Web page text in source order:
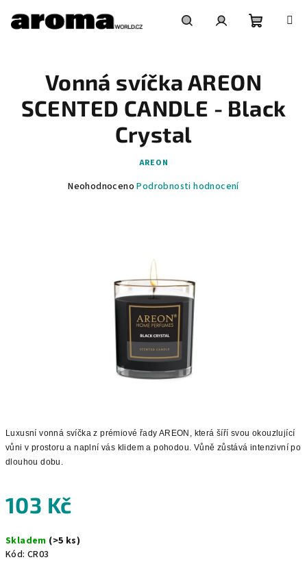
obsah
košík
Luxusní vonná svíčka z prémiové řady AREON, která šíří svou okouzlující
vůni v prostoru a naplní vás klidem a pohodou. Vůně zůstává intenzivní po
dlouhou dobu.
103 Kč
cena:
Skladem (>5 ks)
Kód: CR03
Vonná svíčka AREON
SCENTED CANDLE - Black
Crystal
AREON
Průměrné
hvězdiček.
Neohodnoceno Podrobnosti hodnocení